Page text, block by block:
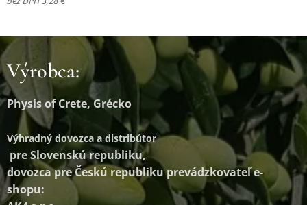
Výrobca:
Physis of Crete, Grécko
Výhradný dovozca a distribútor
pre Slovenskú republiku,
dovozca pre Českú republiku prevádzkovateľ e-
shopu: